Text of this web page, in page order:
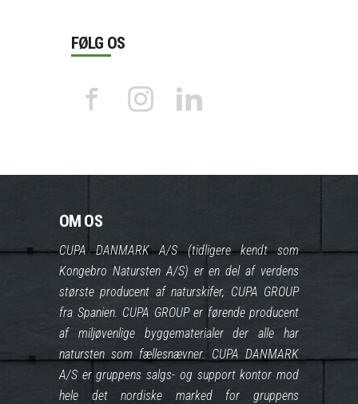
FØLG OS
OM OS
CUPA DANMARK A/S (tidligere kendt som
Kongebro Natursten A/S) er en del af verdens
største producent af naturskifer, CUPA GROUP
fra Spanien. CUPA GROUP er førende producent
af miljøvenlige byggematerialer der alle har
natursten som fællesnævner. CUPA DANMARK
A/S er gruppens salgs- og support kontor mod
hele det nordiske marked for gruppens